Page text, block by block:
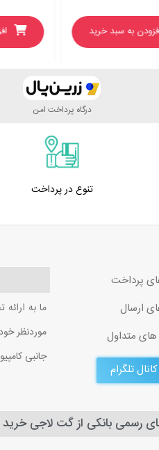
به سبد خرید
درگاه پرداخت امن
تنوع در پرداخت
پرداخت
ارسال
متداول
کانال تلگرام
ما به
موردنظر
جانبی
های رسمی بانکی از گت لاجی خرید